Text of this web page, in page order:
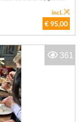
€ 95,00
incl.
361